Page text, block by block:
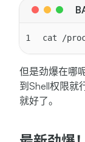
1 cat /
但是劲爆在哪
到Shell权限就
就好了。